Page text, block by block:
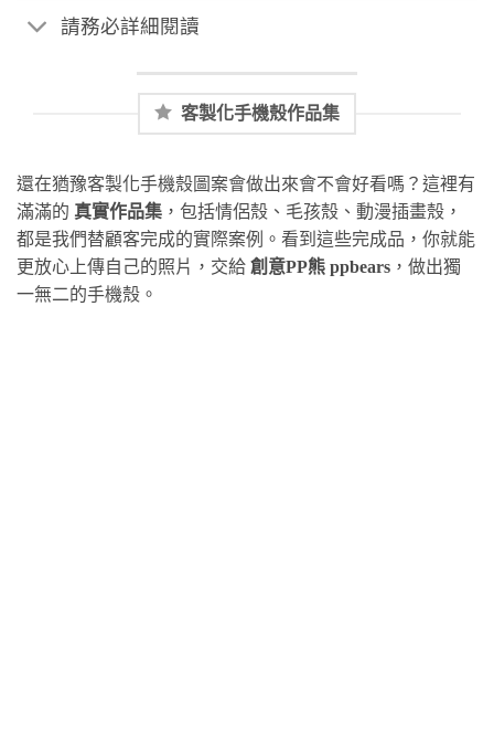
請務必詳細閱讀
客製化手機殼作品集
還在猶豫客製化手機殼圖案會做出來會不會好看嗎？這裡有
滿滿的 真實作品集 ，包括情侶殼、毛孩殼、動漫插畫殼，
都是我們替顧客完成的實際案例。看到這些完成品，你就能
更放心上傳自己的照片，交給 創意PP熊 ppbears ，做出獨
一無二的手機殼。